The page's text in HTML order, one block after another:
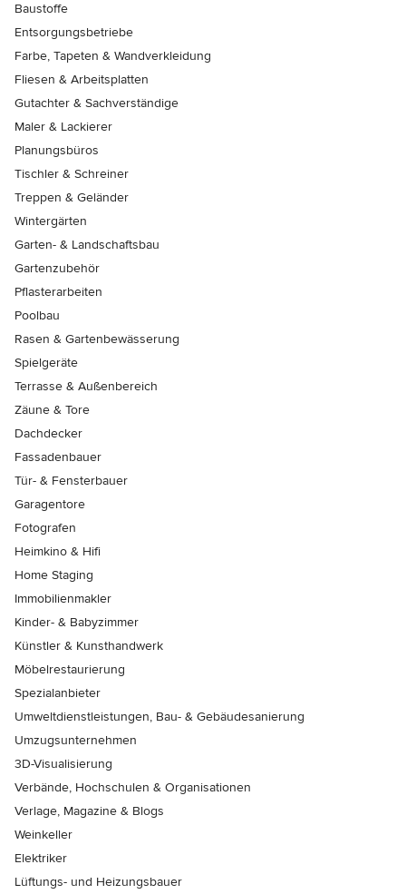
Baustoffe
Entsorgungsbetriebe
Farbe, Tapeten & Wandverkleidung
Fliesen & Arbeitsplatten
Gutachter & Sachverständige
Maler & Lackierer
Planungsbüros
Tischler & Schreiner
Treppen & Geländer
Wintergärten
Garten- & Landschaftsbau
Gartenzubehör
Pflasterarbeiten
Poolbau
Rasen & Gartenbewässerung
Spielgeräte
Terrasse & Außenbereich
Zäune & Tore
Dachdecker
Fassadenbauer
Tür- & Fensterbauer
Garagentore
Fotografen
Heimkino & Hifi
Home Staging
Immobilienmakler
Kinder- & Babyzimmer
Künstler & Kunsthandwerk
Möbelrestaurierung
Spezialanbieter
Umweltdienstleistungen, Bau- & Gebäudesanierung
Umzugsunternehmen
3D-Visualisierung
Verbände, Hochschulen & Organisationen
Verlage, Magazine & Blogs
Weinkeller
Elektriker
Lüftungs- und Heizungsbauer